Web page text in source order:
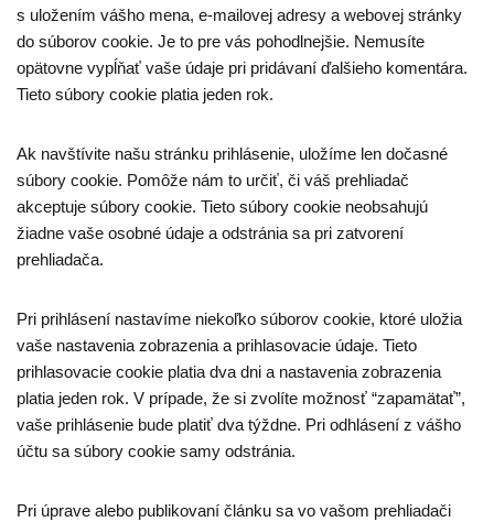
s uložením vášho mena, e-mailovej adresy a webovej stránky
do súborov cookie. Je to pre vás pohodlnejšie. Nemusíte
opätovne vypĺňať vaše údaje pri pridávaní ďalšieho komentára.
Tieto súbory cookie platia jeden rok.
Ak navštívite našu stránku prihlásenie, uložíme len dočasné
súbory cookie. Pomôže nám to určiť, či váš prehliadač
akceptuje súbory cookie. Tieto súbory cookie neobsahujú
žiadne vaše osobné údaje a odstránia sa pri zatvorení
prehliadača.
Pri prihlásení nastavíme niekoľko súborov cookie, ktoré uložia
vaše nastavenia zobrazenia a prihlasovacie údaje. Tieto
prihlasovacie cookie platia dva dni a nastavenia zobrazenia
platia jeden rok. V prípade, že si zvolíte možnosť “zapamätať”,
vaše prihlásenie bude platiť dva týždne. Pri odhlásení z vášho
účtu sa súbory cookie samy odstránia.
Pri úprave alebo publikovaní článku sa vo vašom prehliadači